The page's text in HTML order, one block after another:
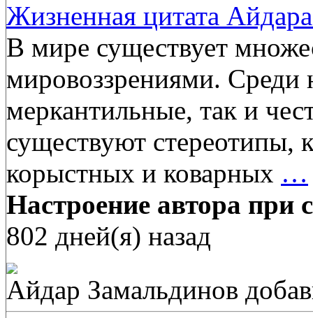
Жизненная цитата
В мире существует
мировоззрениями. Среди
меркантильные, так и
существуют стереотипы,
корыстных и коварных …
Настроение автора при
802 дней(я) назад
Айдар Замальдинов